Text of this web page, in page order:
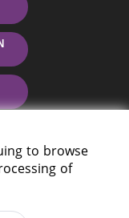
to browse
of